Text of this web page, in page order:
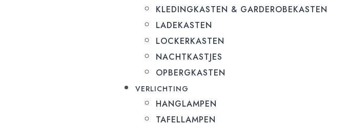
KLEDINGKASTEN & GARDEROBEKASTEN
LADEKASTEN
LOCKERKASTEN
NACHTKASTJES
OPBERGKASTEN
VERLICHTING
HANGLAMPEN
TAFELLAMPEN